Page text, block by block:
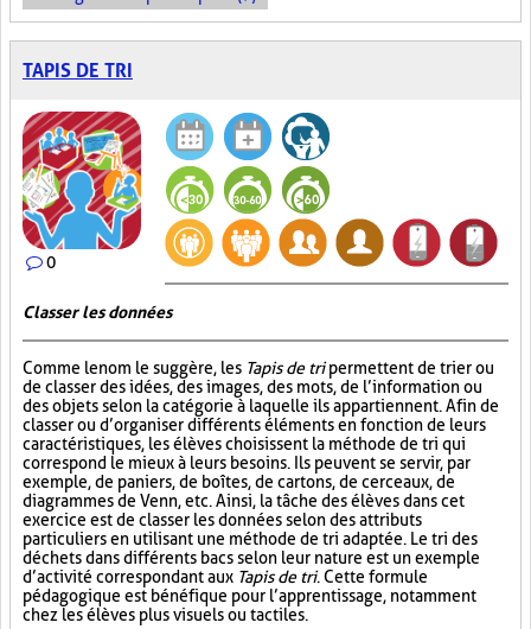
TAPIS DE TRI
0
Classer les données
Comme le nom le suggère, les Tapis de tripermettent de trier ou
de classer des idées, des images, des mots, de l’information ou
des objets selon la catégorie à laquelle ils appartiennent. Afin de
classer ou d’organiser différents éléments en fonction de leurs
caractéristiques, les élèves choisissent la méthode de tri qui
correspond le mieux à leurs besoins. Ils peuvent se servir, par
exemple, de paniers, de boîtes, de cartons, de cerceaux, de
diagrammes de Venn, etc. Ainsi, la tâche des élèves dans cet
exercice est de classer les données selon des attributs
particuliers en utilisant une méthode de tri adaptée. Le tri des
déchets dans différents bacs selon leur nature est un exemple
d’activité correspondant aux Tapis de tri. Cette formule
pédagogique est bénéfique pour l’apprentissage, notamment
chez les élèves plus visuels ou tactiles.